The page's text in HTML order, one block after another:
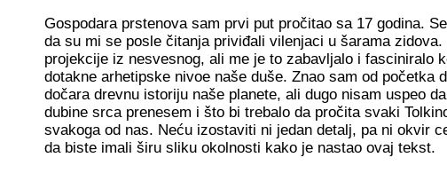
Gospodara prstenova sam prvi put pročitao sa 17 godina.
da su mi se posle čitanja priviđali vilenjaci u šarama
projekcije iz nesvesnog, ali me je to zabavljalo i fasciniralo
dotakne arhetipske nivoe naše duše. Znao sam od početka
dočara drevnu istoriju naše planete, ali dugo nisam uspeo
dubine srca prenesem i što bi trebalo da pročita svaki
svakoga od nas. Neću izostaviti ni jedan detalj, pa ni okvir
da biste imali širu sliku okolnosti kako je nastao ovaj tekst.